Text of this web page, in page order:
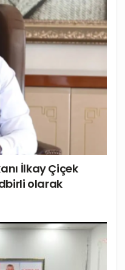
İlkay Çiçek
olarak